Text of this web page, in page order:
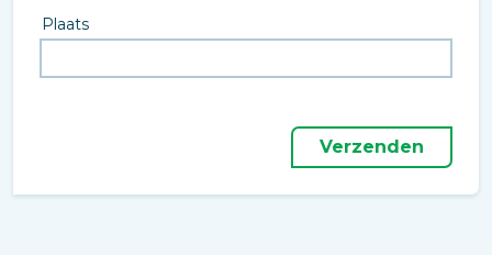
Plaats
Verzenden